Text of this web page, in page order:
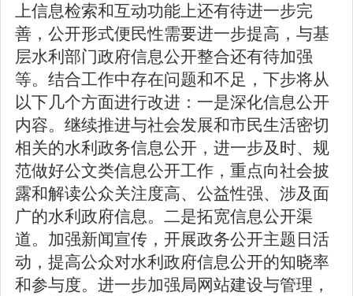
上信息检索和互动功能上还有待进一步完
善，公开形式便民性需要进一步提高，与基
层水利部门政府信息公开整合还有待加强
等。结合工作中存在问题和不足，下步将从
以下几个方面进行改进：一是深化信息公开
内容。继续推进与社会发展和市民生活密切
相关的水利政务信息公开，进一步及时、规
范做好公文类信息公开工作，重点向社会披
露和解读公众关注度高、公益性强、涉及面
广的水利政府信息。二是拓宽信息公开渠
道。加强新闻宣传，开展政务公开主题日活
动，提高公众对水利政府信息公开的知晓率
和参与度。进一步加强局网站建设与管理，